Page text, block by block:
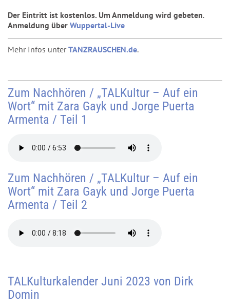
Der Eintritt ist kostenlos. Um Anmeldung wird gebeten.
Anmeldung über Wuppertal-Live
Mehr Infos unterTANZRAUSCHEN.de.
Zum Nachhören / „TALKultur – Auf ein
Wort“ mit Zara Gayk und Jorge Puerta
Armenta / Teil 1
Zum Nachhören / „TALKultur – Auf ein
Wort“ mit Zara Gayk und Jorge Puerta
Armenta / Teil 2
TALKulturkalender Juni 2023 von Dirk
Domin